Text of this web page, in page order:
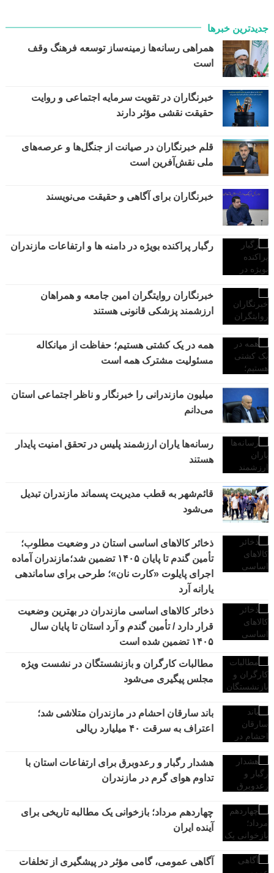
جدیدترین خبرها
همراهی رسانه‌ها زمینه‌ساز توسعه فرهنگ وقف
است
خبرنگاران در تقویت سرمایه اجتماعی و روایت
حقیقت نقشی مؤثر دارند
قلم خبرنگاران در صیانت از جنگل‌ها و عرصه‌های
ملی نقش‌آفرین است
خبرنگاران برای آگاهی و حقیقت می‌نویسند
رگبار پراکنده بویژه در دامنه ها و ارتفاعات مازندران
خبرنگاران روایتگران امین جامعه و همراهان
ارزشمند پزشکی قانونی هستند
همه در یک کشتی هستیم؛ حفاظت از میانکاله
مسئولیت مشترک همه است
میلیون مازندرانی را خبرنگار و ناظر اجتماعی استان
می‌دانم
رسانه‌ها یاران ارزشمند پلیس در تحقق امنیت پایدار
هستند
قائم‌شهر به قطب مدیریت پسماند مازندران تبدیل
می‌شود
ذخائر کالاهای اساسی استان در وضعیت مطلوب؛
تأمین گندم تا پایان ۱۴۰۵ تضمین شد؛مازندران آماده
اجرای پایلوت «کارت نان»؛ طرحی برای ساماندهی
یارانه آرد
ذخائر کالاهای اساسی مازندران در بهترین وضعیت
قرار دارد / تأمین گندم و آرد استان تا پایان سال
۱۴۰۵ تضمین شده است
مطالبات کارگران و بازنشستگان در نشست ویژه
مجلس پیگیری می‌شود
باند سارقان احشام در مازندران متلاشی شد؛
اعتراف به سرقت ۴۰ میلیارد ریالی
هشدار رگبار و رعدوبرق برای ارتفاعات استان با
تداوم هوای گرم در مازندران
چهاردهم مرداد؛ بازخوانی یک مطالبه تاریخی برای
آینده ایران
آگاهی عمومی، گامی مؤثر در پیشگیری از تخلفات